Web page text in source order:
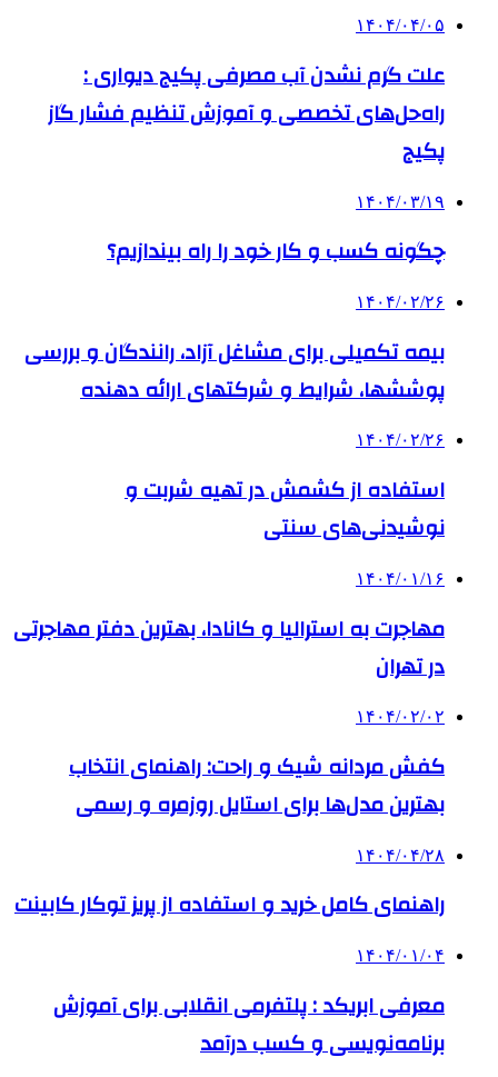
۱۴۰۴/۰۴/۰۵
علت گرم نشدن آب مصرفی پکیج دیواری :
راه‌حل‌های تخصصی و آموزش تنظیم فشار گاز
پکیج
۱۴۰۴/۰۳/۱۹
چگونه کسب و کار خود را راه بیندازیم؟
۱۴۰۴/۰۲/۲۶
بیمه تکمیلی برای مشاغل آزاد، رانندگان و بررسی
پوششها، شرایط و شرکتهای ارائه دهنده
۱۴۰۴/۰۲/۲۶
استفاده از کشمش در تهیه شربت و
نوشیدنی‌های سنتی
۱۴۰۴/۰۱/۱۶
مهاجرت به استرالیا و کانادا، بهترین دفتر مهاجرتی
در تهران
۱۴۰۴/۰۲/۰۲
کفش مردانه شیک و راحت: راهنمای انتخاب
بهترین مدل‌ها برای استایل روزمره و رسمی
۱۴۰۴/۰۴/۲۸
راهنمای کامل خرید و استفاده از پریز توکار کابینت
۱۴۰۴/۰۱/۰۴
معرفی ابریکد : پلتفرمی انقلابی برای آموزش
برنامه‌نویسی و کسب درآمد